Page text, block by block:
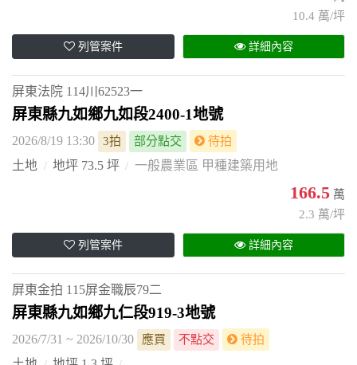
10.4 萬/坪
列管案件 詳細內容
屏東法院 114川62523一
屏東縣九如鄉九如段2400-1地號
2026/8/19 13:30 3拍 部分點交 待拍
土地 地坪 73.5 坪 一般農業區 甲種建築用地
166.5 萬
2.3 萬/坪
列管案件 詳細內容
屏東金拍 115屏金職辰79二
屏東縣九如鄉九仁段919-3地號
2026/7/31 ~ 2026/10/30 應買 不點交 待拍